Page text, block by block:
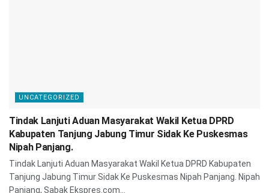
UNCATEGORIZED
Tindak Lanjuti Aduan Masyarakat Wakil Ketua DPRD
Kabupaten Tanjung Jabung Timur Sidak Ke Puskesmas
Nipah Panjang.
Tindak Lanjuti Aduan Masyarakat Wakil Ketua DPRD Kabupaten
Tanjung Jabung Timur Sidak Ke Puskesmas Nipah Panjang. Nipah
Panjang, Sabak Ekspres.com...